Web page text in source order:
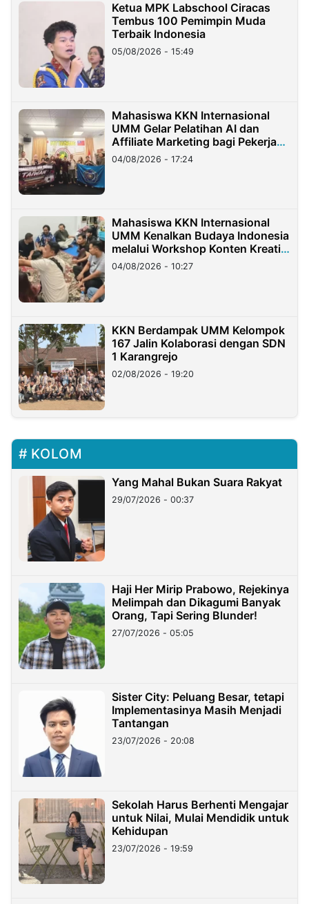
Ketua MPK Labschool Ciracas
Tembus 100 Pemimpin Muda
Terbaik Indonesia
05/08/2026 - 15:49
Mahasiswa KKN Internasional
UMM Gelar Pelatihan AI dan
Affiliate Marketing bagi Pekerja
Migran Indonesia di Taiwan
04/08/2026 - 17:24
Mahasiswa KKN Internasional
UMM Kenalkan Budaya Indonesia
melalui Workshop Konten Kreatif
di Taiwan
04/08/2026 - 10:27
KKN Berdampak UMM Kelompok
167 Jalin Kolaborasi dengan SDN
1 Karangrejo
02/08/2026 - 19:20
KOLOM
Yang Mahal Bukan Suara Rakyat
29/07/2026 - 00:37
Haji Her Mirip Prabowo, Rejekinya
Melimpah dan Dikagumi Banyak
Orang, Tapi Sering Blunder!
27/07/2026 - 05:05
Sister City: Peluang Besar, tetapi
Implementasinya Masih Menjadi
Tantangan
23/07/2026 - 20:08
Sekolah Harus Berhenti Mengajar
untuk Nilai, Mulai Mendidik untuk
Kehidupan
23/07/2026 - 19:59